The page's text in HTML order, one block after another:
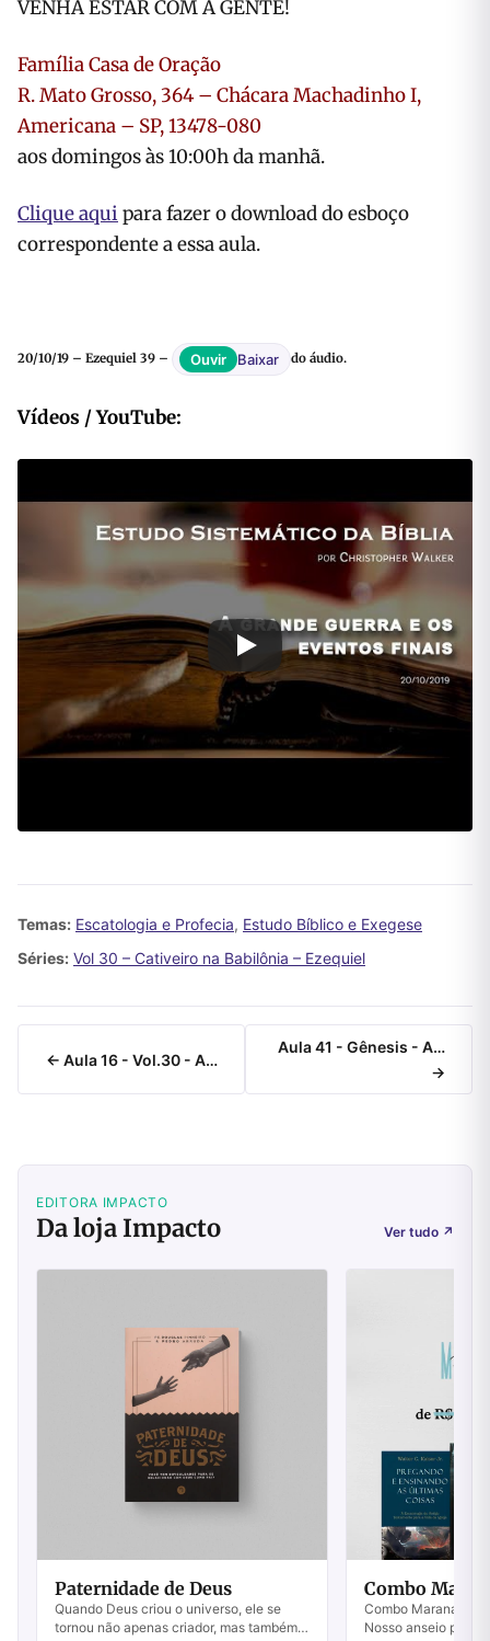
VENHA ESTAR COM A GENTE!
Família Casa de Oração
R. Mato Grosso, 364 – Chácara Machadinho I,
Americana – SP, 13478-080
aos domingos às 10:00h da manhã.
Clique aqui para fazer o download do esboço
correspondente a essa aula.
20/10/19 – Ezequiel 39 – Ouvir Baixar do áudio.
Vídeos / YouTube:
Temas: Escatologia e Profecia, Estudo Bíblico e Exegese
Séries: Vol 30 – Cativeiro na Babilônia – Ezequiel
← Aula 16 - Vol.30 - A…
Aula 41 - Gênesis - A…
→
EDITORA IMPACTO
Da loja Impacto Ver tudo ↗
Paternidade de Deus
Quando Deus criou o universo, ele se
tornou não apenas criador, mas também
Combo
Combo Maranata
Nosso anseio por